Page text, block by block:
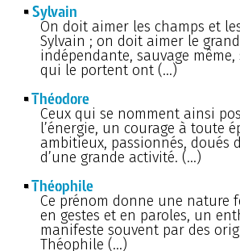
Sylvain
On doit aimer les champs et
Sylvain ; on doit aimer le
indépendante, sauvage
qui le portent ont (…)
Théodore
Ceux qui se nomment ainsi
l’énergie, un courage à toute
ambitieux, passionnés, doués
d’une grande activité. (…)
Théophile
Ce prénom donne une nature
en gestes et en paroles, un
manifeste souvent par des
Théophile (…)